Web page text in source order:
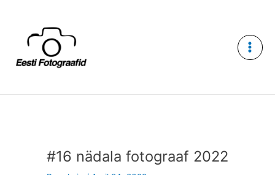
#16 nädala fotograaf 2022